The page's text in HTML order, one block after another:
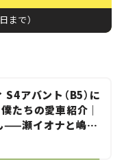
まで）
アバント（B5）に
たちの愛車紹介｜
——瀬イオナと嶋田
でざっくばらんば